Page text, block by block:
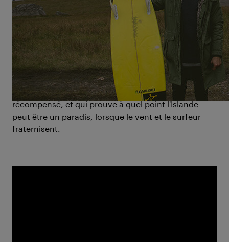
dans la tête du surfeur Heiðar Logi Elíasson, ce vent
est un ivrogne à la barbe rousse, imprévisible et
coléreux. Dans une manière typiquement islandaise,
THE ACCORD
nous montre, plein de beauté brute et
d'humour noir, comment les deux protagonistes - le
surfeur et les forces de la nature – apprennent à se
connaître lentement. En clair, de l'action en surf bien
glacée pour un film qui a été maintes fois
récompensé, et qui prouve à quel point l'Islande
peut être un paradis, lorsque le vent et le surfeur
fraternisent.